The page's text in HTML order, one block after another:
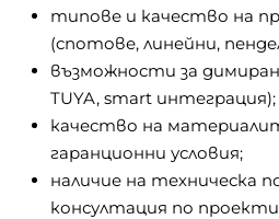
типове и качество на
(спотове, линейни,
възможности за
TUYA, smart интеграция);
качество на
гаранционни условия;
наличие на техническа
консултация по